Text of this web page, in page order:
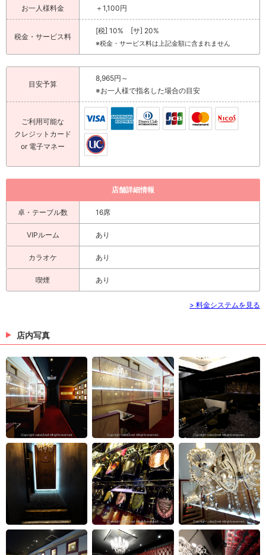
お一人様料金 ＋1,100円
税金・サービス料
[税] 10% [サ] 20%
※税金・サービス料は上記金額に含まれません
目安予算
8,965円～
※お一人様で指名した場合の目安
ご利用可能な
クレジットカード
or 電子マネー
店舗詳細情報
卓・テーブル数 16席
VIPルーム あり
カラオケ あり
喫煙 あり
> 料金システムを見る
店内写真